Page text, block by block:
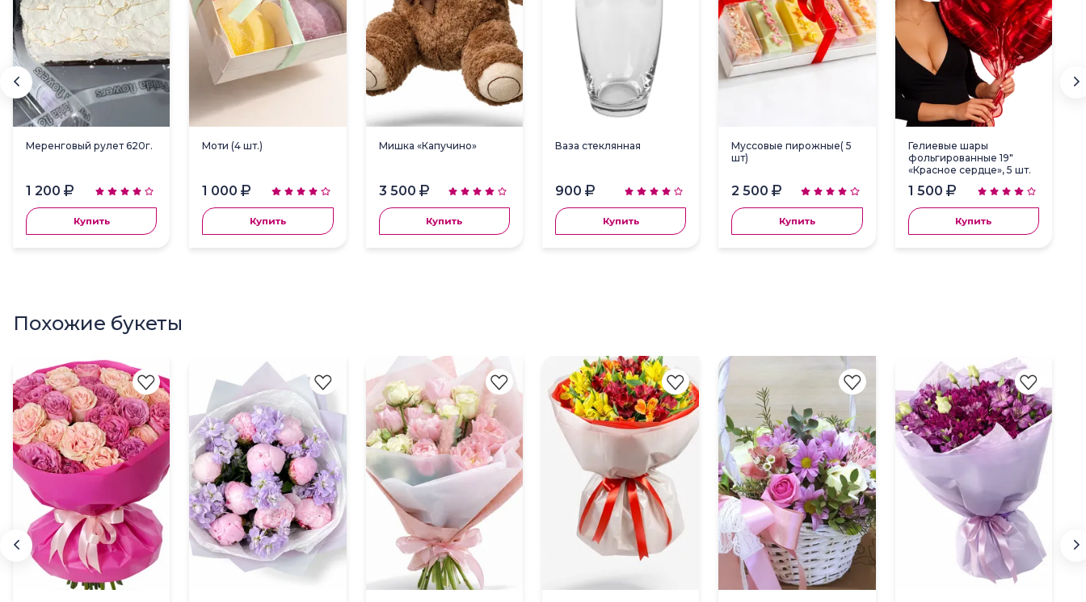
Меренговый рулет 620г.
1 200
Купить
Моти (4 шт.)
1 000
Купить
Мишка «Капучино»
3 500
Купить
Ваза стеклянная
900
Купить
Муссовые пирожные( 5
шт)
2 500
Купить
Гелиевые шары
фольгированные 19"
«Красное сердце», 5 шт.
1 500
Купить
Похожие букеты